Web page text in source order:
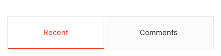
Recent Comments